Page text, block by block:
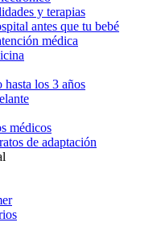
y terapias
antes que tu bebé
médica
los 3 años
médicos
de adaptación